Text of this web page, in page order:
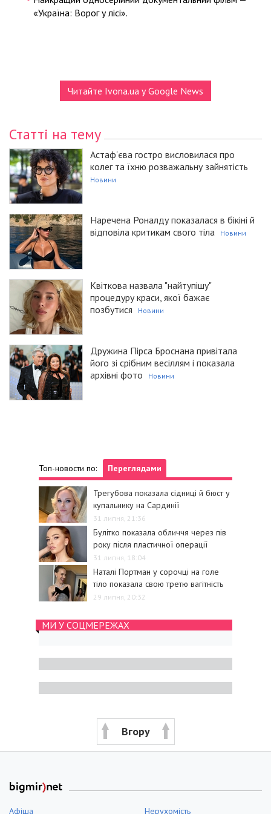
«Україна: Ворог у лісі».
Читайте Ivona.ua у Google News
Статті на тему
Астаф'єва гостро висловилася про
колег та їхню розважальну зайнятість
Новини
Наречена Роналду показалася в бікіні й
відповіла критикам свого тіла
Новини
Квіткова назвала "найтупішу"
процедуру краси, якої бажає
позбутися
Новини
Дружина Пірса Броснана привітала
його зі срібним весіллям і показала
архівні фото
Новини
Топ-новости по: Переглядами
Трегубова показала сідниці й бюст у
купальнику на Сардинії
31 липня, 21:36
Булітко показала обличчя через пів
року після пластичної операції
31 липня, 18:04
Наталі Портман у сорочці на голе
тіло показала свою третю вагітність
29 липня, 20:32
МИ У СОЦМЕРЕЖАХ
Вгору
Афіша Нерухомість